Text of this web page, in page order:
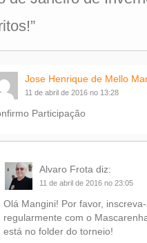
”
Jose Henrique de Mello
11 de abril de 2016 no 13:28
Participação
Alvaro Frota diz:
11 de abril de 2016 no 23:05
Olá Mangini! Por favor,
regularmente com o
está no folder do torneio!